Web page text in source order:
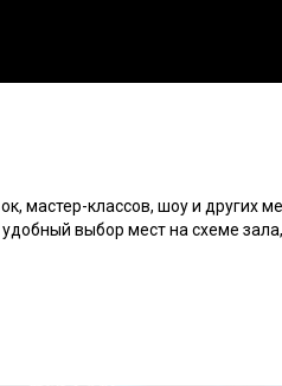
мастер-классов, шоу и других
выбор мест на схеме